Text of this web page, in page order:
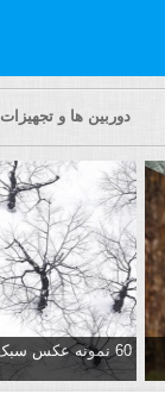
دوربین ها و تجهیزات
60 نمونه عکس سبک ماکسیمالیسم